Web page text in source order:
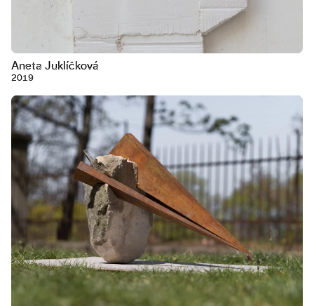
Aneta Juklíčková
2019